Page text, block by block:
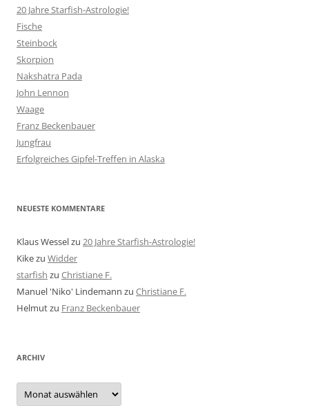
20 Jahre Starfish-Astrologie!
Fische
Steinbock
Skorpion
Nakshatra Pada
John Lennon
Waage
Franz Beckenbauer
Jungfrau
Erfolgreiches Gipfel-Treffen in Alaska
NEUESTE KOMMENTARE
Klaus Wesselzu 20 Jahre Starfish-Astrologie!
Kikezu Widder
starfish zu Christiane F.
Manuel 'Niko' Lindemann zu Christiane F.
Helmutzu Franz Beckenbauer
ARCHIV
Archiv